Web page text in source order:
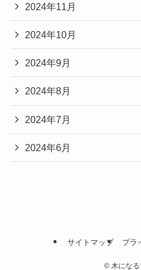
2024年11月
2024年10月
2024年9月
2024年8月
2024年7月
2024年6月
サイトマップ プラ
©木になる